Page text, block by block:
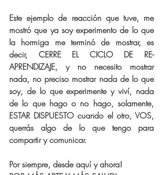
Este ejemplo de reacción que tuve, me
mostró que ya soy experimento de lo que
la hormiga me terminó de mostrar, es
decir, CERRE EL CICLO DE RE-
APRENDIZAJE, y no necesito mostrar
nada, no preciso mostrar nada de lo que
soy, de lo que experimente y viví, nada
de lo que hago o no hago, solamente,
ESTAR DISPUESTO cuando el otro, VOS,
querrás algo de lo que tengo para
compartir y comunicar.
Por siempre, desde aquí y ahora!